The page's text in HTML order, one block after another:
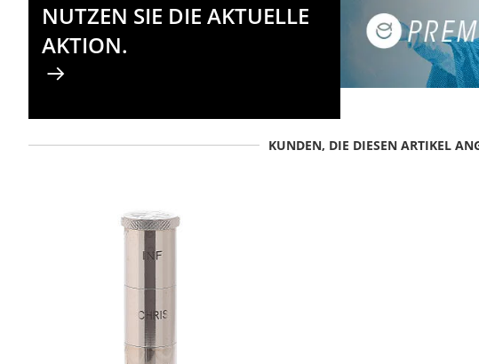
NUTZEN SIE DIE AKTUELLE
AKTION.
KUNDEN, DIE DIESEN ARTIKEL